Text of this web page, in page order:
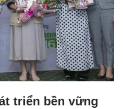
triển bền vững